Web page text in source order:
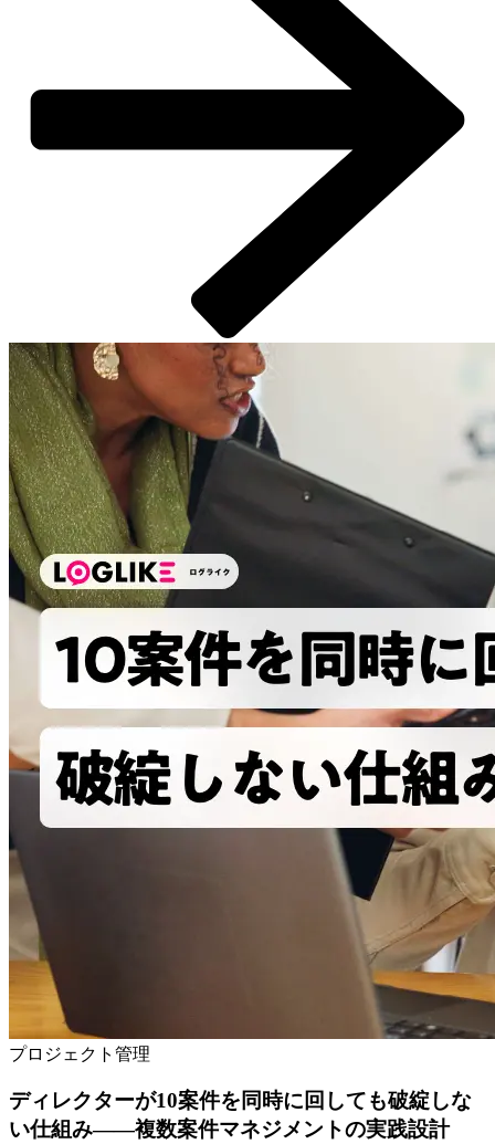
プロジェクト管理
ディレクターが10案件を同時に回しても破綻しな
い仕組み——複数案件マネジメントの実践設計